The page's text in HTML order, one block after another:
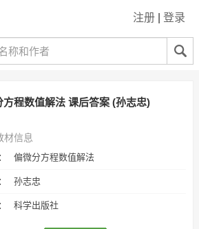
注册 登录
方程数值解法 课后答案 (孙志忠)
材信息
偏微分方程数值解法
孙志忠
科学出版社